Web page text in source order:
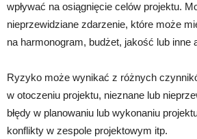
wpływać na osiągnięcie celów projektu.
nieprzewidziane zdarzenie, które może
na harmonogram, budżet, jakość lub inne
Ryzyko może wynikać z różnych
w otoczeniu projektu, nieznane lub
błędy w planowaniu lub wykonaniu
konflikty w zespole projektowym itp.